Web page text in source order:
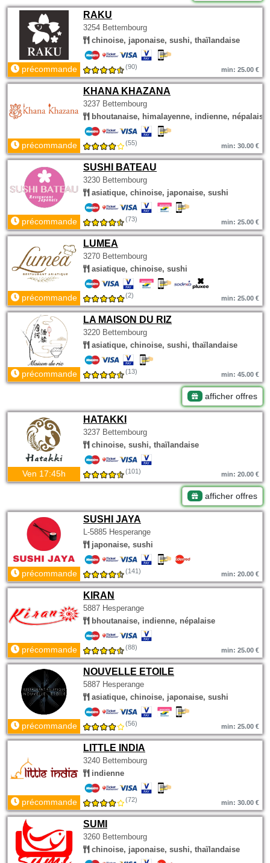
RAKU
3254 Bettembourg
chinoise, japonaise, sushi, thaïlandaise
précommande (90) min: 25.00 €
KHANA KHAZANA
3237 Bettembourg
bhoutanaise, himalayenne, indienne, népalaise
précommande (55) min: 30.00 €
SUSHI BATEAU
3230 Bettembourg
asiatique, chinoise, japonaise, sushi
précommande (73) min: 25.00 €
LUMEA
3270 Bettembourg
asiatique, chinoise, sushi
précommande (2) min: 25.00 €
LA MAISON DU RIZ
3220 Bettembourg
asiatique, chinoise, sushi, thaïlandaise
précommande (13) min: 45.00 €
afficher offres
HATAKKI
3237 Bettembourg
chinoise, sushi, thaïlandaise
Ven 17:45h (101) min: 20.00 €
afficher offres
SUSHI JAYA
L-5885 Hesperange
japonaise, sushi
précommande (141) min: 20.00 €
KIRAN
5887 Hesperange
bhoutanaise, indienne, népalaise
précommande (88) min: 25.00 €
NOUVELLE ETOILE
5887 Hesperange
asiatique, chinoise, japonaise, sushi
précommande (56) min: 25.00 €
LITTLE INDIA
3240 Bettembourg
indienne
précommande (72) min: 30.00 €
SUMI
3260 Bettembourg
chinoise, japonaise, sushi, thaïlandaise